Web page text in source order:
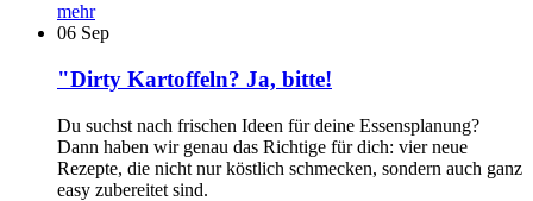
mehr
06 Sep
"Dirty Kartoffeln? Ja, bitte!
Du suchst nach frischen Ideen für deine Essensplanung?
Dann haben wir genau das Richtige für dich: vier neue
Rezepte, die nicht nur köstlich schmecken, sondern auch ganz
easy zubereitet sind.